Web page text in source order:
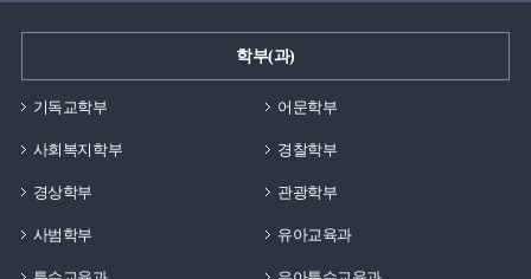
학부(과)
기독교학부 어문학부
사회복지학부 경찰학부
경상학부 관광학부
사범학부 유아교육과